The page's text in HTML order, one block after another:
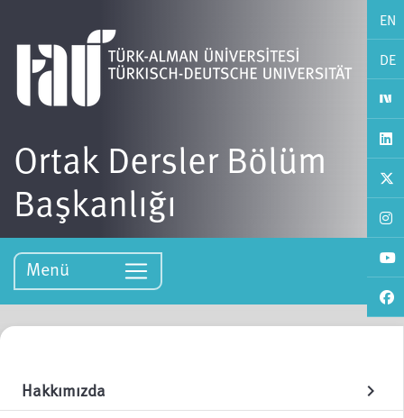
EN
DE
Ortak Dersler Bölüm
Başkanlığı
Menü
Hakkımızda chevron_right